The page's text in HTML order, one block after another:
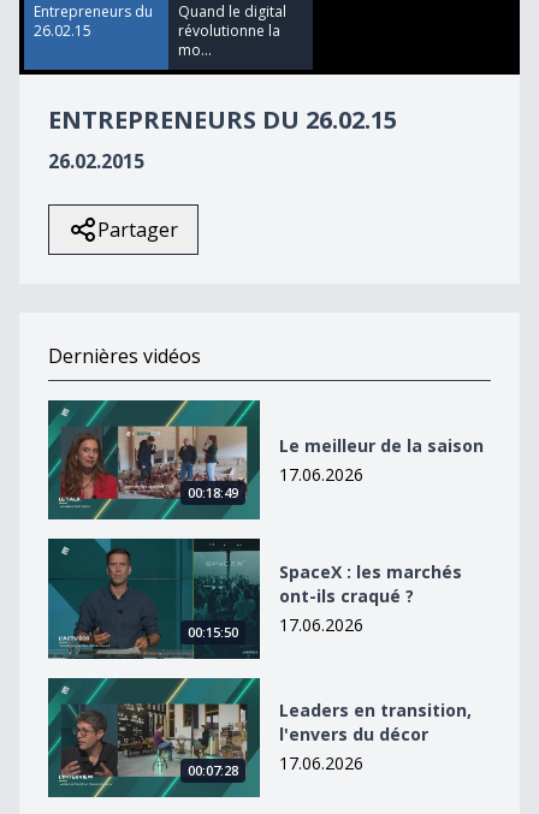
37
seconds
Entrepreneurs du
26.02.15
Quand le digital
révolutionne la
mo...
ENTREPRENEURS DU 26.02.15
26.02.2015
Partager
Dernières vidéos
Le meilleur de la saison
00:18:49
Le meilleur de la saison
17.06.2026
SpaceX : les marchés ont-ils craqué ?
00:15:50
SpaceX : les marchés
ont-ils craqué ?
17.06.2026
Leaders en transition, l&#039;envers du décor
00:07:28
Leaders en transition,
l'envers du décor
17.06.2026